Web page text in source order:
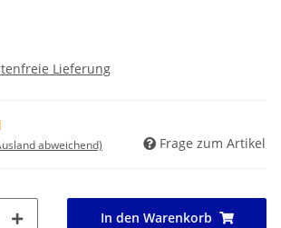
Lieferung
abweichend) Frage zum Artikel
In den Warenkorb